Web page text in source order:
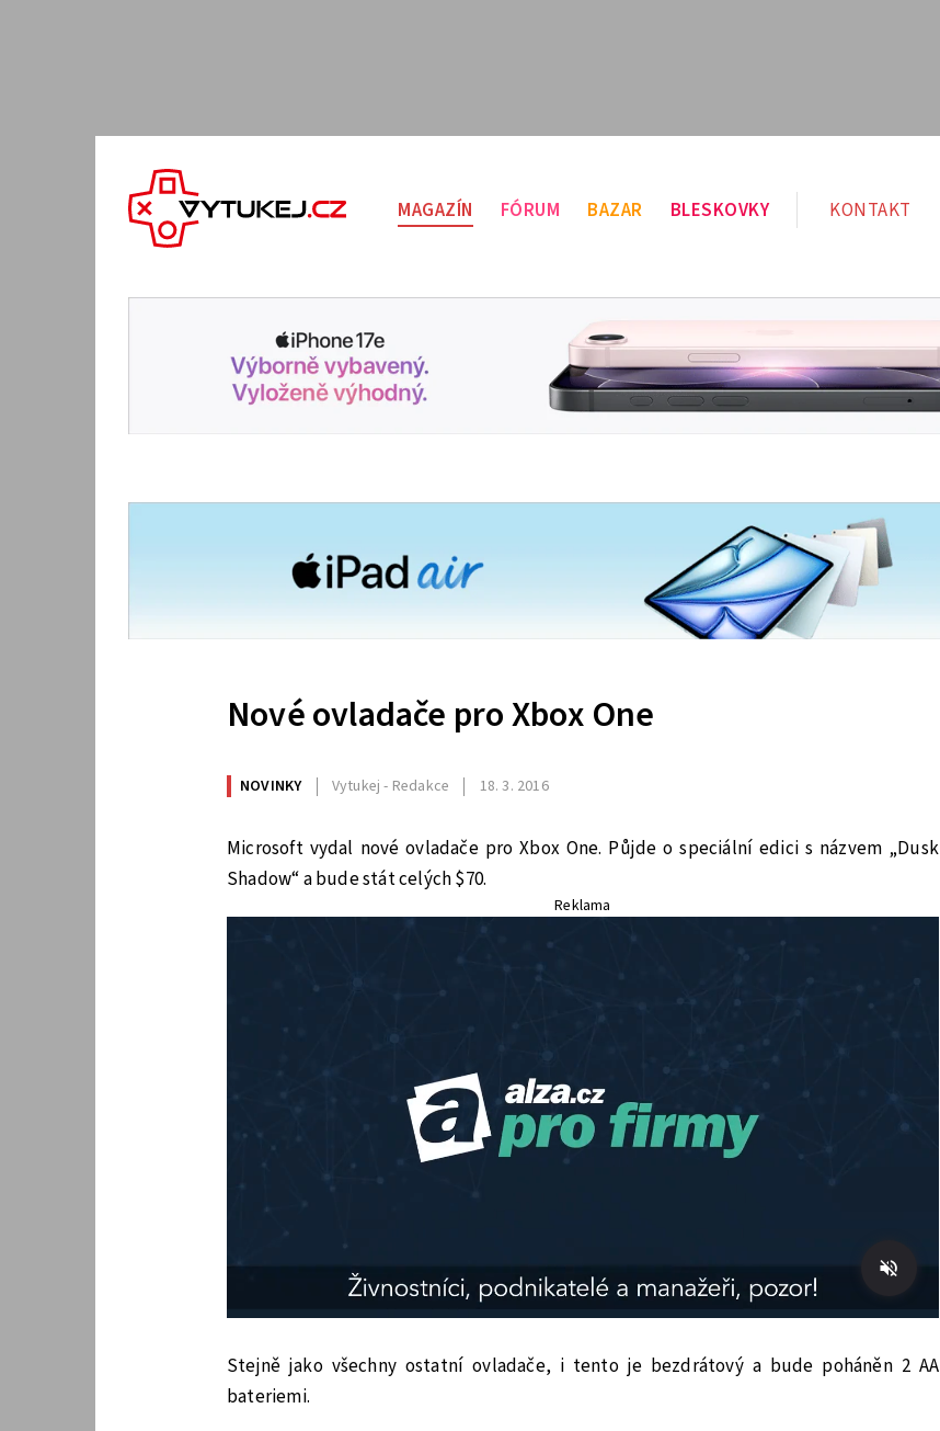
MAGAZÍN FÓRUM BAZAR BLESKOVKY KONTAKT
Nové ovladače pro Xbox One
NOVINKY Vytukej - Redakce 18. 3. 2016
Microsoft vydal nové ovladače pro Xbox One. Půjde o speciální edici s názvem „Dusk
Shadow“ a bude stát celých $70.
Reklama
Stejně jako všechny ostatní ovladače, i tento je bezdrátový a bude poháněn 2 AA
bateriemi.